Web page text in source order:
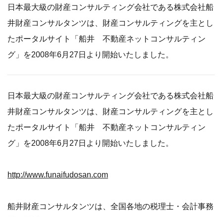
日本最大級の財産コンサルティング会社である株式会社船
井財産コンサルタンツは、財産コンサルティングを主とし
たポータルサイト「船井 不動産ネットコンサルティン
グ」を2008年6月27日より開始いたしました。
日本最大級の財産コンサルティング会社である株式会社船
井財産コンサルタンツは、財産コンサルティングを主とし
たポータルサイト「船井 不動産ネットコンサルティン
グ」を2008年6月27日より開始いたしました。
http://www.funaifudosan.com
船井財産コンサルタンツは、全国各地の税理士・会計事務